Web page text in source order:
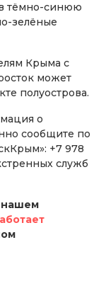
в тёмно-синюю
зелёные
Крыма с
может
полуострова.
о
сообщите по
+7 978
служб
нашем